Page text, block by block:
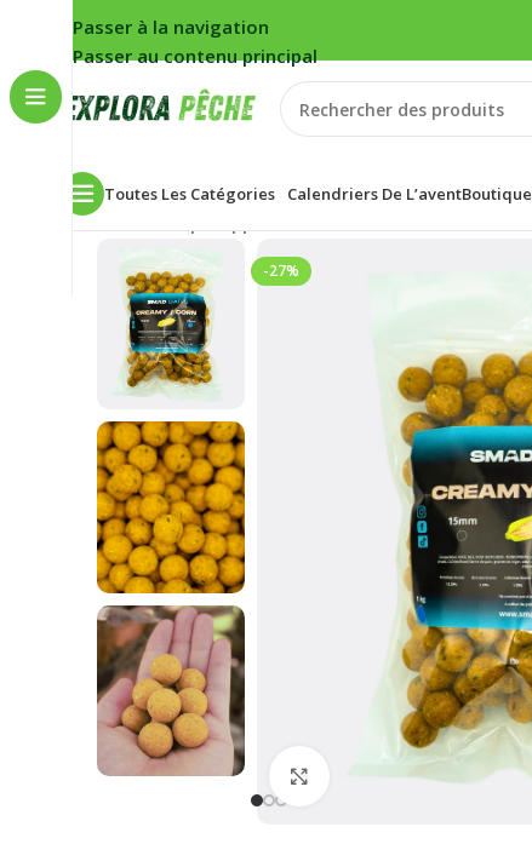
Passer à la navigation
Passer au contenu principal
Toutes Les Catégories Calendriers De L’aventBoutique
Accueil
-27%
Cliquez pour agrandir